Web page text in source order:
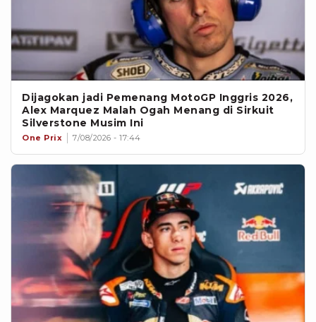
Dijagokan jadi Pemenang MotoGP Inggris 2026,
Alex Marquez Malah Ogah Menang di Sirkuit
Silverstone Musim Ini
One Prix 7/08/2026 - 17:44